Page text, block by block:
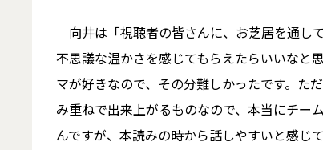
向井は「視聴者の皆さんに、お芝居を通し
不思議な温かさを感じてもらえたらいいなと
マが好きなので、その分難しかったです。た
み重ねで出来上がるものなので、本当にチー
んですが、本読みの時から話しやすいと感じ